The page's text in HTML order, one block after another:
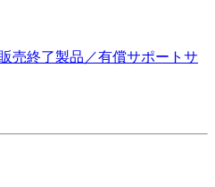
売終了製品／有償サポートサ